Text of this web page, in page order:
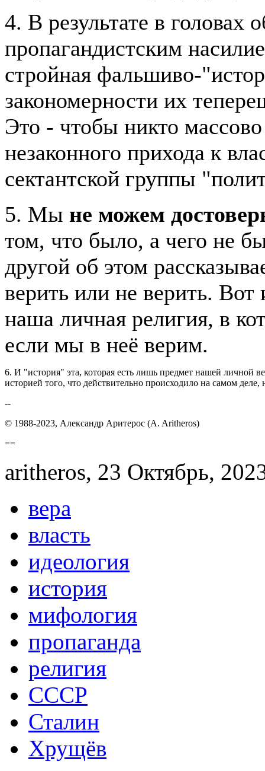
4. В результате в головах
пропагандистским
стройная фальшиво-
закономерности их
Это - чтобы никто
незаконного прихода к
сектантской группы
5. Мы не можем
том, что было, а чего не
другой об этом
верить или не верить. Вот
наша личная религия, в
если мы в неё верим.
6. И "история" эта, которая есть лишь предмет нашей личной
историей того, что действительно происходило на самом деле,
--
© 1988-2023, Александр Аритерос (A. Aritheros)
==
aritheros, 23 Октябрь,
вера
власть
идеология
история
мифология
пропаганда
религия
СССР
Сталин
Хрущёв